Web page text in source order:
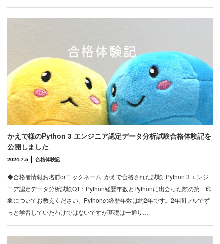
かえで様のPython 3 エンジニア認定データ分析試験合格体験記を
公開しました
2024.7.5 合格体験記
◆合格者情報お名前orニックネーム: かえで合格された試験: Python 3 エンジ
ニア認定データ分析試験Q1：Python経歴年数とPythonに出会った際の第一印
象についてお教えください。Pythonの経歴年数は約2年です。2年間フルでず
っと学習していたわけではないですが基礎は一通り…